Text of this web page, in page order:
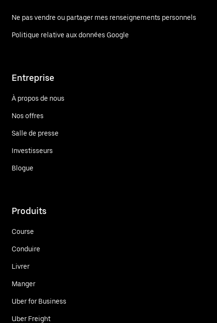
Ne pas vendre ou partager mes renseignements personnels
Politique relative aux données Google
Entreprise
À propos de nous
Nos offres
Salle de presse
Investisseurs
Blogue
Produits
Course
Conduire
Livrer
Manger
Uber for Business
Uber Freight